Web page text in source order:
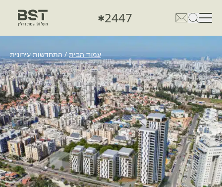
פתיחת טופס חיפוש
פתח את דף פרטי הקשר
2447
✱
עמוד הבית/התחדשות עירונית